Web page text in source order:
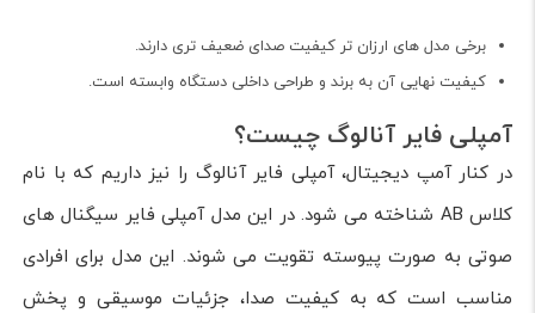
برخی مدل های ارزان تر کیفیت صدای ضعیف تری دارند.
کیفیت نهایی آن به برند و طراحی داخلی دستگاه وابسته است.
آمپلی فایر آنالوگ چیست؟
در کنار آمپ دیجیتال، آمپلی فایر آنالوگ را نیز داریم که با نام
کلاس AB شناخته می شود. در این مدل آمپلی فایر سیگنال های
صوتی به صورت پیوسته تقویت می شوند. این مدل برای افرادی
مناسب است که به کیفیت صدا، جزئیات موسیقی و پخش